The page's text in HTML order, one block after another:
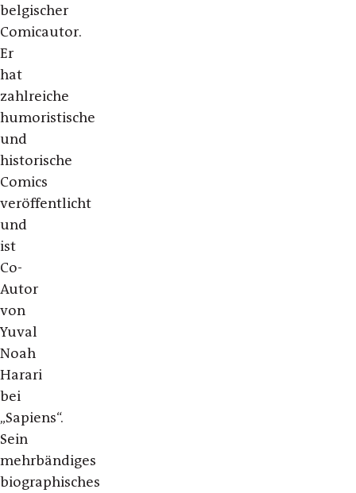
belgischer
Comicautor.
Er
hat
zahlreiche
humoristische
und
historische
Comics
veröffentlicht
und
ist
Co-
Autor
von
Yuval
Noah
Harari
bei
„Sapiens“.
Sein
mehrbändiges
biographisches